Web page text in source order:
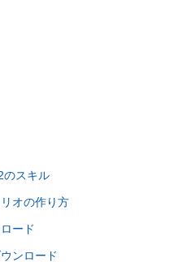
のスキル
オの作り方
ード
ンロード